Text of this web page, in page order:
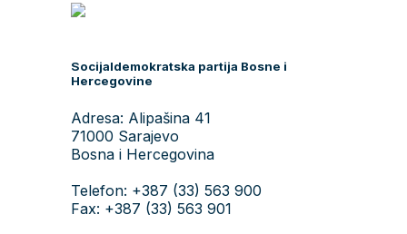
Socijaldemokratska partija Bosne i
Hercegovine
Adresa: Alipašina 41
71000 Sarajevo
Bosna i Hercegovina
Telefon: +387 (33) 563 900
Fax: +387 (33) 563 901